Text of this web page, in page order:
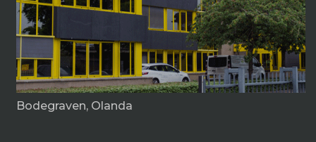
Bodegraven, Olanda